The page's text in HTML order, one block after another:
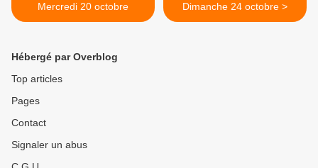
Mercredi 20 octobre
Dimanche 24 octobre >
Hébergé par Overblog
Top articles
Pages
Contact
Signaler un abus